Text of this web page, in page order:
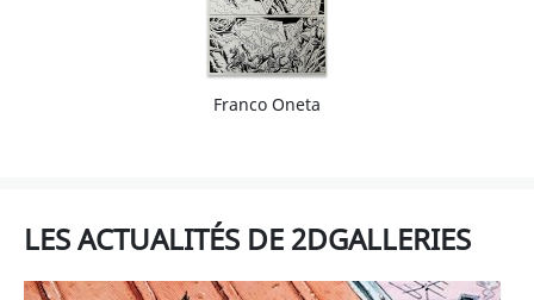
Franco Oneta
LES ACTUALITÉS DE 2DGALLERIES